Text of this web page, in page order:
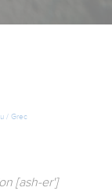
/ Grec
[ash-er']